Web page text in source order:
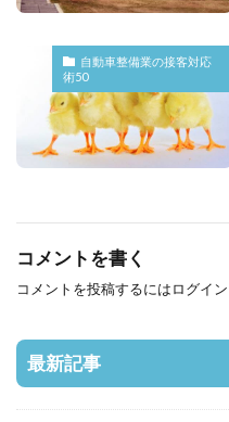
自動車整備業の接客対応
術50
コメントを書く
コメントを投稿するにはログイン
最新記事